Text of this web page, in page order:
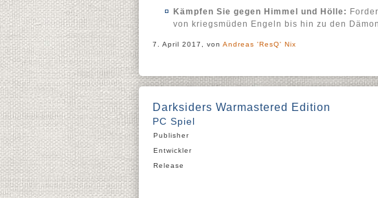
Kämpfen Sie gegen Himmel und Hölle:
von kriegsmüden Engeln bis hin zu den
7. April 2017, von Andreas 'ResQ' Nix
Darksiders Warmastered Edition
PC Spiel
Publisher
Entwickler
Release